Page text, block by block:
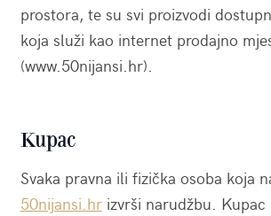
prostora, te su svi proizvodi
koja služi kao internet prodajno
(www.50nijansi.hr).
Kupac
Svaka pravna ili fizička osoba koja
50nijansi.hrizvrši narudžbu. Kupac